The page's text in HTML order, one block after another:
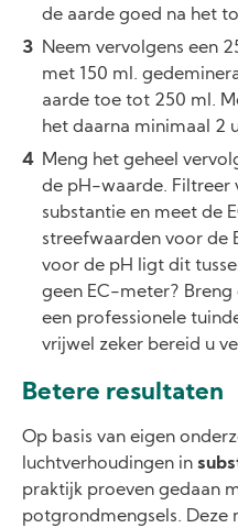
de aarde goed na het
Neem vervolgens een
met 150 ml.
aarde toe tot 250 ml.
het daarna minimaal 2
Meng het geheel
de pH-waarde. Filtreer
substantie en meet de
streefwaarden voor de
voor de pH ligt dit
geen EC-meter? Breng
een professionele
vrijwel zeker bereid u
Betere resultaten
Op basis van eigen
luchtverhoudingen in
praktijk proeven gedaan
potgrondmengsels. Deze